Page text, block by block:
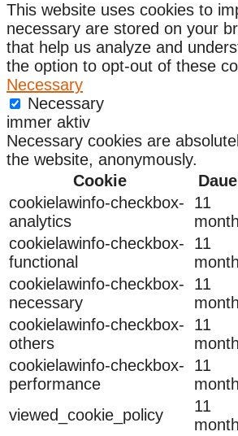
This website uses cookies to
necessary are stored on your
that help us analyze and
the option to opt-out of these
Necessary
Necessary
immer aktiv
Necessary cookies are
the website, anonymously.
Cookie
cookielawinfo-checkbox-
analytics
11
cookielawinfo-checkbox-
functional
11
cookielawinfo-checkbox-
necessary
11
cookielawinfo-checkbox-
others
11
cookielawinfo-checkbox-
performance
11
viewed_cookie_policy
11